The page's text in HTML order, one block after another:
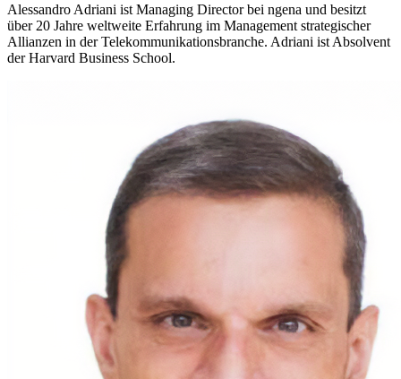
Alessandro Adriani ist Managing Director bei ngena und besitzt
über 20 Jahre weltweite Erfahrung im Management strategischer
Allianzen in der Telekommunikationsbranche. Adriani ist Absolvent
der Harvard Business School.